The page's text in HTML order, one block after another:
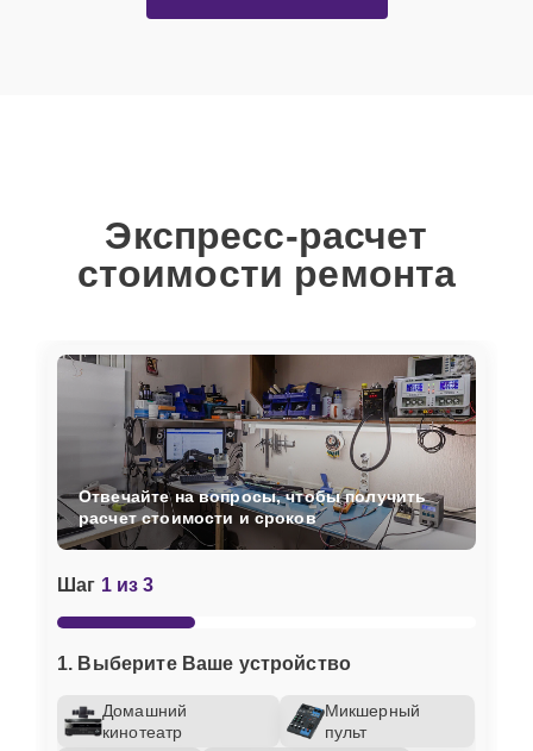
Экспресс-расчет
стоимости ремонта
Шаг 1 из 3
1. Выберите Ваше устройство
Домашний
кинотеатр
Микшерный
пульт
Отвечайте на вопросы, чтобы получить
расчет стоимости и сроков